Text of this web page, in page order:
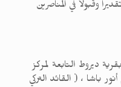
وقبولاً في المناصرين
أنور الجندي عام 1917م بقرية ديروط التابعة لمركز
باشا ، ( القائد التركي